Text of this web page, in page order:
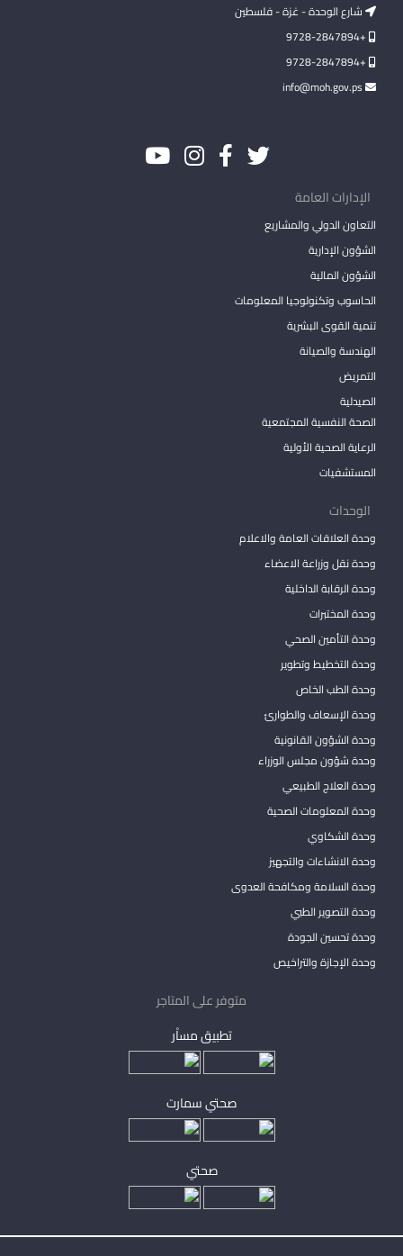
شارع الوحدة - غزة - فلسطين
+9728-2847894
+9728-2847894
الإدارات العامة
التعاون الدولي والمشاريع
الشؤون الإدارية
الشؤون المالية
الحاسوب وتكنولوجيا المعلومات
تنمية القوى البشرية
الهندسة والصيانة
التمريض
الصيدلية
الصحة النفسية المجتمعية
الرعاية الصحية الأولية
المستشفيات
الوحدات
وحدة العلاقات العامة والاعلام
وحدة نقل وزراعة الاعضاء
وحدة الرقابة الداخلية
وحدة المختبرات
وحدة التأمين الصحي
وحدة التخطيط وتطوير
وحدة الطب الخاص
وحدة الإسعاف والطوارئ
وحدة الشؤون القانونية
وحدة شؤون مجلس الوزراء
وحدة العلاج الطبيعي
وحدة المعلومات الصحية
وحدة الشكاوي
وحدة الانشاءات والتجهيز
وحدة السلامة ومكافحة العدوى
وحدة التصوير الطبي
وحدة تحسين الجودة
وحدة الإجازة والتراخيص
متوفر على المتاجر
تطبيق مساْر
صحتي سمارت
صحتي